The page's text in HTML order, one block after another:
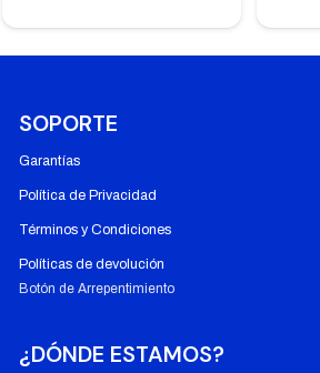
SOPORTE
Garantías
Política de Privacidad
Términos y Condiciones
Políticas de devolución
Botón de Arrepentimiento
¿DÓNDE ESTAMOS?